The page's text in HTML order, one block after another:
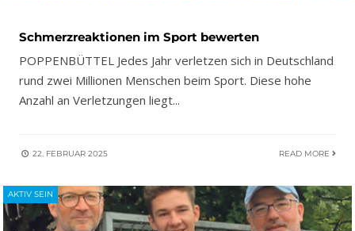
Schmerzreaktionen im Sport bewerten
POPPENBÜTTEL Jedes Jahr verletzen sich in Deutschland
rund zwei Millionen Menschen beim Sport. Diese hohe
Anzahl an Verletzungen liegt...
22. FEBRUAR 2025 READ MORE
AKTIV SEIN